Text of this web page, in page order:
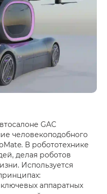
GAC
человекоподобного
В робототехнике
делая роботов
Используется
аппаратных